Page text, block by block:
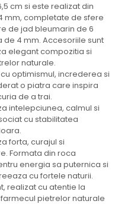
cm si este realizat din
mm, completate de sfere
de jad bleumarin de 6
4 mm. Accesoriile sunt
elegant compozitia si
naturale.
optimismul, increderea si
o piatra care inspira
de a trai.
intelepciunea, calmul si
cu stabilitatea
forta, curajul si
Formata din roca
energia sa puternica si
cu fortele naturii.
realizat cu atentie la
pietrelor naturale